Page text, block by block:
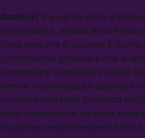
Basterà?Il governo spera di
sorprendente, sembra essere
fosse noto che in autunno il rischio
L’impressione generale è che si
concentrarsi su questioni laterali
mentre si siano lasciati da parte
un nuovo eventuale confronto con
ritmo sorprendente nei paesi
situazione temporaneamente felice